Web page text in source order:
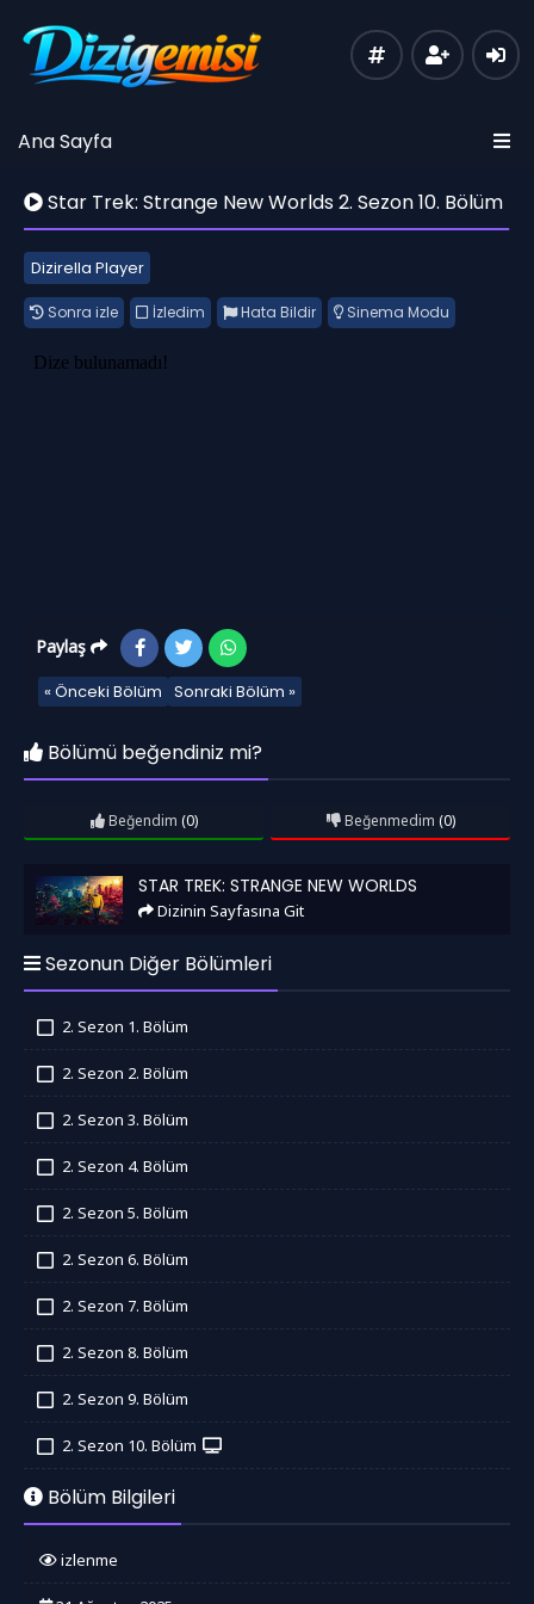
Ana Sayfa
Star Trek: Strange New Worlds 2. Sezon 10. Bölüm
Dizirella Player
Sonra izle İzledim Hata Bildir Sinema Modu
Paylaş
« Önceki Bölüm Sonraki Bölüm »
Bölümü beğendiniz mi?
Beğendim (0) Beğenmedim (0)
Star Trek: Strange New WorldsSTAR TREK: STRANGE NEW WORLDS
Dizinin Sayfasına Git
Sezonun Diğer Bölümleri
2. Sezon 1. Bölüm
2. Sezon 2. Bölüm
2. Sezon 3. Bölüm
2. Sezon 4. Bölüm
2. Sezon 5. Bölüm
2. Sezon 6. Bölüm
2. Sezon 7. Bölüm
2. Sezon 8. Bölüm
2. Sezon 9. Bölüm
2. Sezon 10. Bölüm
Bölüm Bilgileri
izlenme